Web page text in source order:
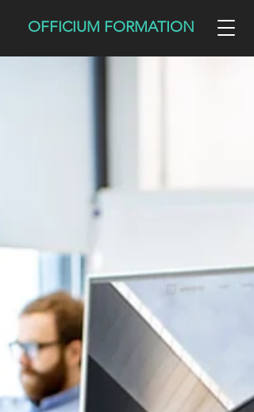
OFFICIUM FORMATION